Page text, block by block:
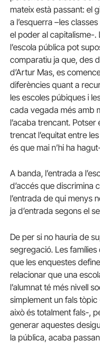
mateix està passant: el
a l’esquerra –les
el poder al capitalisme-.
l’escola pública pot
comparatiu ja que, des
d’Artur Mas, es
diferències quant a
les escoles púbiques i
cada vegada més amb
l’acaba trencant. Potser
trencat l’equitat entre
és que mai n’hi ha
A banda, l’entrada a
d’accés que discrimina
l’entrada de qui menys
ja d’entrada segons el
De per si no hauria de
segregació. Les
que les enquestes
relacionar que una
l’alumnat té més nivell
simplement un fals
això és totalment fals-,
generar aquestes
la pública, acaba